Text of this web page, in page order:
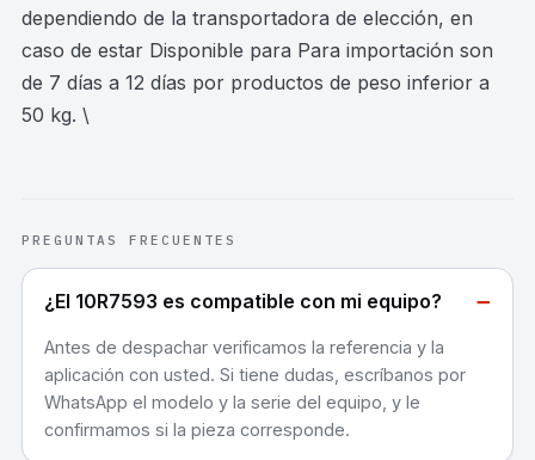
dependiendo de la transportadora de elección, en
caso de estar Disponible para Para importación son
de 7 días a 12 días por productos de peso inferior a
50 kg. \
PREGUNTAS FRECUENTES
¿El 10R7593 es compatible con mi equipo? −
Antes de despachar verificamos la referencia y la
aplicación con usted. Si tiene dudas, escríbanos por
WhatsApp el modelo y la serie del equipo, y le
confirmamos si la pieza corresponde.